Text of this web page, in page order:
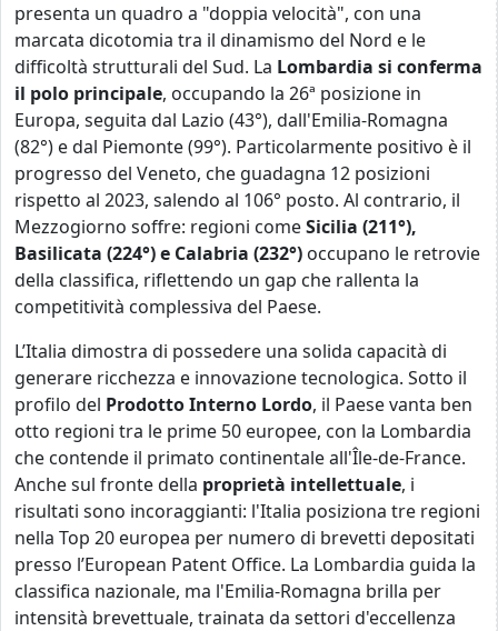
presenta un quadro a "doppia velocità", con una
marcata dicotomia tra il dinamismo del Nord e le
difficoltà strutturali del Sud. La Lombardia si conferma
il polo principale, occupando la 26ª posizione in
Europa, seguita dal Lazio (43°), dall'Emilia-Romagna
(82°) e dal Piemonte (99°). Particolarmente positivo è il
progresso del Veneto, che guadagna 12 posizioni
rispetto al 2023, salendo al 106° posto. Al contrario, il
Mezzogiorno soffre: regioni comeSicilia (211°),
Basilicata (224°) e Calabria (232°) occupano le retrovie
della classifica, riflettendo un gap che rallenta la
competitività complessiva del Paese.
L’Italia dimostra di possedere una solida capacità di
generare ricchezza e innovazione tecnologica. Sotto il
profilo del Prodotto Interno Lordo, il Paese vanta ben
otto regioni tra le prime 50 europee, con la Lombardia
che contende il primato continentale all'Île-de-France.
Anche sul fronte della proprietà intellettuale, i
risultati sono incoraggianti: l'Italia posiziona tre regioni
nella Top 20 europea per numero di brevetti depositati
presso l’European Patent Office. La Lombardia guida la
classifica nazionale, ma l'Emilia-Romagna brilla per
intensità brevettuale, trainata da settori d'eccellenza